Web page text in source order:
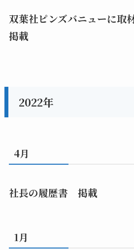
双葉社ピンズバニューに取
掲載
2022年
4月
社長の履歴書 掲載
1月